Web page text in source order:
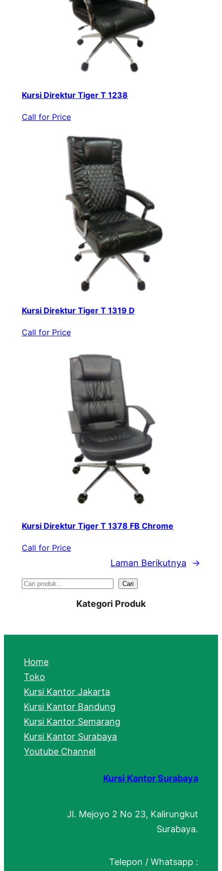
Kursi Direktur Tiger T 1238
Call for Price
Kursi Direktur Tiger T 1319 D
Call for Price
Kursi Direktur Tiger T 1378 FB Chrome
Call for Price
Laman Berikutnya →
S
r
h
Cari
Kategori Produk
Home
Toko
Kursi Kantor Jakarta
Kursi Kantor Bandung
Kursi Kantor Semarang
Kursi Kantor Surabaya
Youtube Channel
Kursi Kantor Surabaya
Jl. Mejoyo 2 No 23, Kalirungkut
Surabaya.
Telepon / Whatsapp :